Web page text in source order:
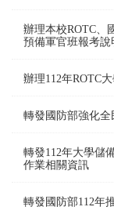
辦理本校ROTC、
預備軍官班報考
辦理112年ROTC
轉發國防部強化
轉發112年大學儲
作業相關資訊
轉發國防部112年